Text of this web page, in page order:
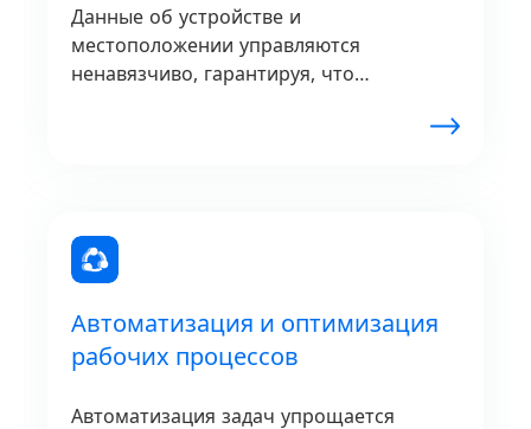
Данные об устройстве и
местоположении управляются
ненавязчиво, гарантируя, что
агентств или маркетологов с помощью
MostLogin.
Автоматизация и оптимизация
рабочих процессов
Автоматизация задач упрощается